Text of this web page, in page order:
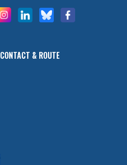
CONTACT & ROUTE